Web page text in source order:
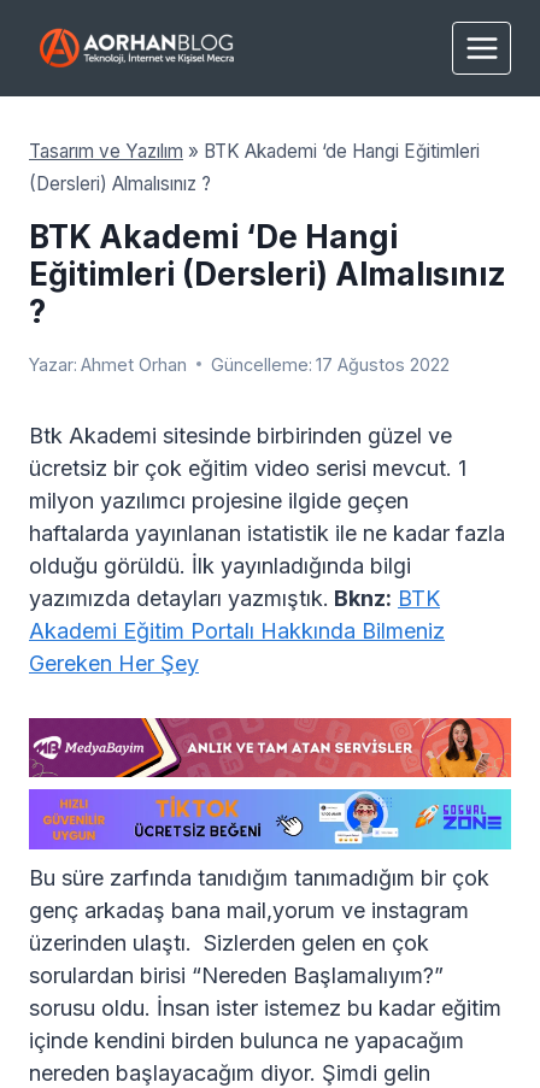
Tasarım ve Yazılım » BTK Akademi ‘de Hangi Eğitimleri
(Dersleri) Almalısınız ?
BTK Akademi ‘de Hangi
Eğitimleri (Dersleri) Almalısınız
?
Yazar: Ahmet Orhan Güncelleme: 17 Ağustos 2022
Btk Akademi sitesinde birbirinden güzel ve
ücretsiz bir çok eğitim video serisi mevcut. 1
milyon yazılımcı projesine ilgide geçen
haftalarda yayınlanan istatistik ile ne kadar fazla
olduğu görüldü. İlk yayınladığında bilgi
yazımızda detayları yazmıştık. Bknz: BTK
Akademi Eğitim Portalı Hakkında Bilmeniz
Gereken Her Şey
Bu süre zarfında tanıdığım tanımadığım bir çok
genç arkadaş bana mail,yorum ve instagram
üzerinden ulaştı. Sizlerden gelen en çok
sorulardan birisi “Nereden Başlamalıyım?”
sorusu oldu. İnsan ister istemez bu kadar eğitim
içinde kendini birden bulunca ne yapacağım
nereden başlayacağım diyor. Şimdi gelin